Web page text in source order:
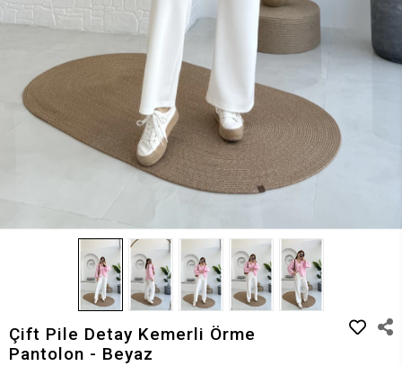
Çift Pile Detay Kemerli Örme
Pantolon - Beyaz